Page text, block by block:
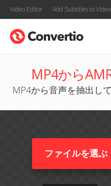
Video Editor Add Subtitles to Video
MP4から
MP4から音声を抽出し
ファイルを選ぶ